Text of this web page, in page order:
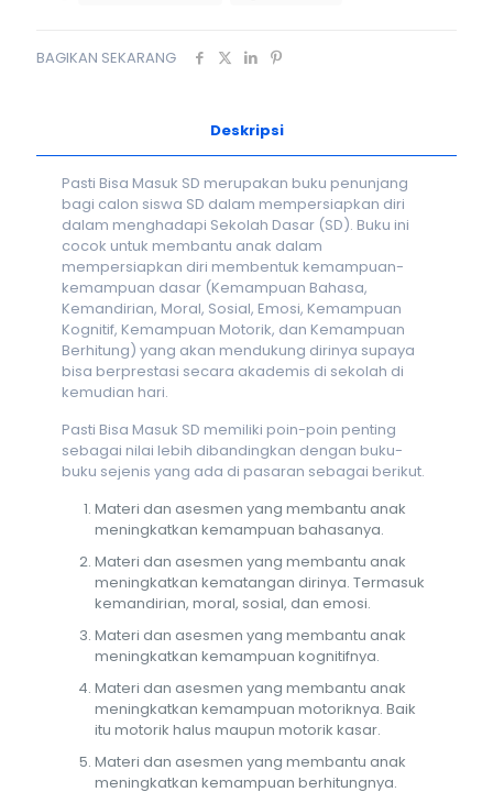
BAGIKAN SEKARANG
Deskripsi
Pasti Bisa Masuk SD merupakan buku penunjang
bagi calon siswa SD dalam mempersiapkan diri
dalam menghadapi Sekolah Dasar (SD). Buku ini
cocok untuk membantu anak dalam
mempersiapkan diri membentuk kemampuan-
kemampuan dasar (Kemampuan Bahasa,
Kemandirian, Moral, Sosial, Emosi, Kemampuan
Kognitif, Kemampuan Motorik, dan Kemampuan
Berhitung) yang akan mendukung dirinya supaya
bisa berprestasi secara akademis di sekolah di
kemudian hari.
Pasti Bisa Masuk SD memiliki poin-poin penting
sebagai nilai lebih dibandingkan dengan buku-
buku sejenis yang ada di pasaran sebagai berikut.
Materi dan asesmen yang membantu anak
meningkatkan kemampuan bahasanya.
Materi dan asesmen yang membantu anak
meningkatkan kematangan dirinya. Termasuk
kemandirian, moral, sosial, dan emosi.
Materi dan asesmen yang membantu anak
meningkatkan kemampuan kognitifnya.
Materi dan asesmen yang membantu anak
meningkatkan kemampuan motoriknya. Baik
itu motorik halus maupun motorik kasar.
Materi dan asesmen yang membantu anak
meningkatkan kemampuan berhitungnya.